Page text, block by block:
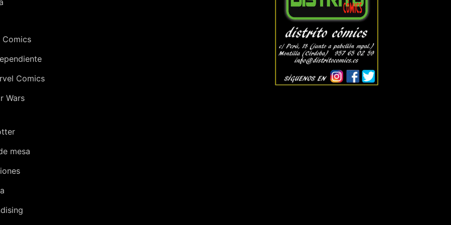
Comics
Comics
Wars
mesa